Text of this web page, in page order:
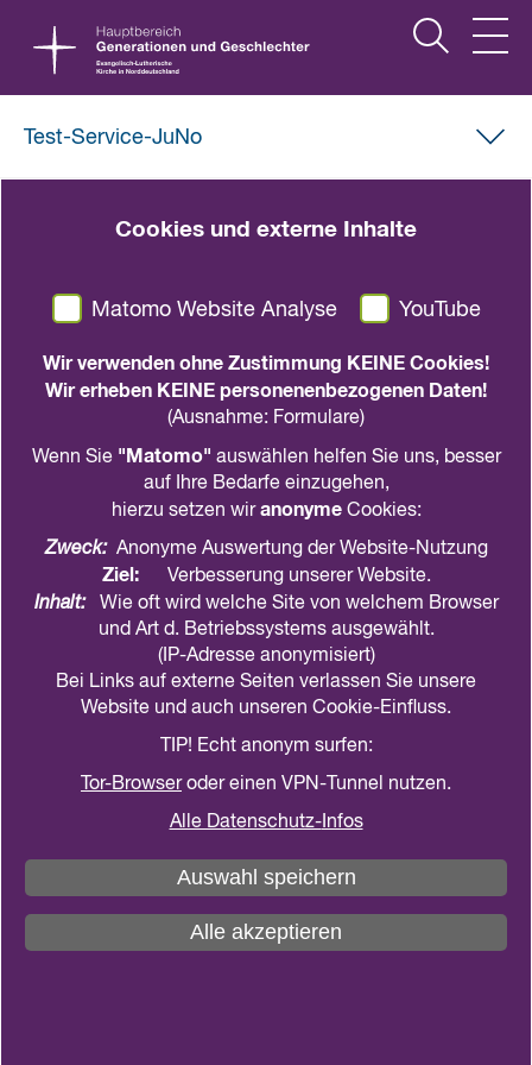
Test-Service-JuNo
Downloads zum Thema Corona
Handlungsempfehlungen in der der
Hygienekonzept
Handlungsplan im Verdachtsfall Covid-19
Cookies und externe Inhalte
Matomo Website Analyse YouTube
Wir verwenden ohne Zustimmung KEINE Cookies!
Wir erheben KEINE personenenbezogenen Daten!
(Ausnahme: Formulare)
Wenn Sie"Matomo" auswählen helfen Sie uns, besser
auf Ihre Bedarfe einzugehen,
hierzu setzen wiranonyme Cookies:
Zweck: Anonyme Auswertung der Website-Nutzung
Ziel: Verbesserung unserer Website.
Inhalt: Wie oft wird welche Site von welchem Browser
und Art d. Betriebssystems ausgewählt.
(IP-Adresse anonymisiert)
Bei Links auf externe Seiten verlassen Sie unsere
Website und auch unseren Cookie-Einfluss.
TIP! Echt anonym surfen:
Tor-Browseroder einen VPN-Tunnel nutzen.
Alle Datenschutz-Infos
Auswahl speichern
Alle akzeptieren